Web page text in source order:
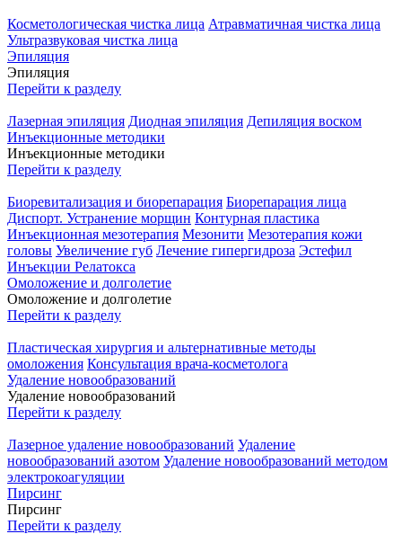
Косметологическая чистка лица Атравматичная чистка лица
Ультразвуковая чистка лица
Эпиляция
Эпиляция
Перейти к разделу
Лазерная эпиляция Диодная эпиляция Депиляция воском
Инъекционные методики
Инъекционные методики
Перейти к разделу
Биоревитализация и биорепарация Биорепарация лица
Диспорт. Устранение морщин Контурная пластика
Инъекционная мезотерапия Мезонити Мезотерапия кожи
головы Увеличение губ Лечение гипергидроза Эстефил
Инъекции Релатокса
Омоложение и долголетие
Омоложение и долголетие
Перейти к разделу
Пластическая хирургия и альтернативные методы
омоложения Консультация врача-косметолога
Удаление новообразований
Удаление новообразований
Перейти к разделу
Лазерное удаление новообразований Удаление
новообразований азотом Удаление новообразований методом
электрокоагуляции
Пирсинг
Пирсинг
Перейти к разделу